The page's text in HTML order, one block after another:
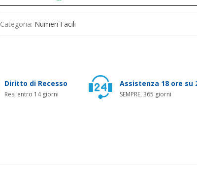
Categoria: Numeri Facili
Diritto di Recesso
Resi entro 14 giorni
Assistenza 18 ore su
SEMPRE, 365 giorni